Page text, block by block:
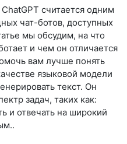
считается одним
чат-ботов, доступных
мы обсудим, на что
и чем он отличается
вам лучше понять
языковой модели
текст. Он
задач, таких как:
и отвечать на широкий